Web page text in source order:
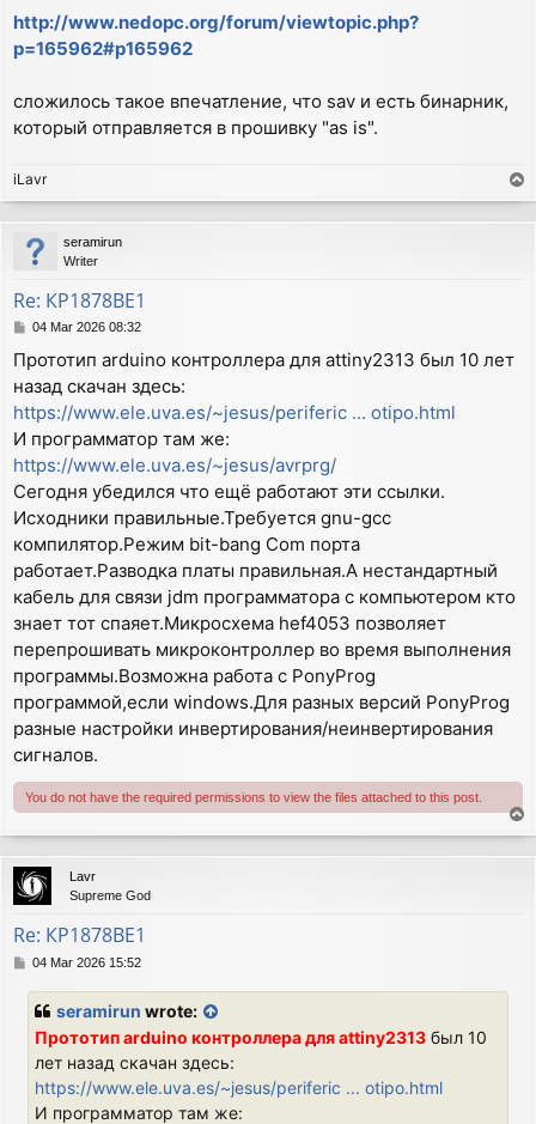
http://www.nedopc.org/forum/viewtopic.php?
p=165962#p165962
сложилось такое впечатление, что sav и есть бинарник,
который отправляется в прошивку "as is".
iLavr
o
p
seramirun
Writer
Re: КР1878ВЕ1
P
s
t
04 Mar 2026 08:32
Прототип arduino контроллера для attiny2313 был 10 лет
назад скачан здесь:
https://www.ele.uva.es/~jesus/periferic ... otipo.html
И программатор там же:
https://www.ele.uva.es/~jesus/avrprg/
Сегодня убедился что ещё работают эти ссылки.
Исходники правильные.Требуется gnu-gcc
компилятор.Режим bit-bang Com порта
работает.Разводка платы правильная.А нестандартный
кабель для связи jdm программатора с компьютером кто
знает тот спаяет.Микросхема hef4053 позволяет
перепрошивать микроконтроллер во время выполнения
программы.Возможна работа с PonyProg
программой,если windows.Для разных версий PonyProg
разные настройки инвертирования/неинвертирования
сигналов.
You do not have the required permissions to view the files attached to this post.
o
p
Lavr
Supreme God
Re: КР1878ВЕ1
P04 Mar 2026 15:52
seramirun wrote:
Прототип arduino контроллера для attiny2313 был 10
лет назад скачан здесь:
https://www.ele.uva.es/~jesus/periferic ... otipo.html
И программатор там же: